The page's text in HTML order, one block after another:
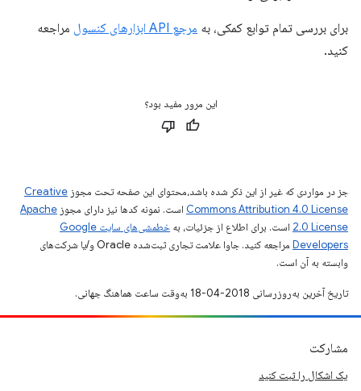
برای بررسی تمام توابع کمکی، به مرجع API ابزارهای کنسول
مراجعه
کنید.
این مرور مفید بود؟
جز در مواردی که غیر از این ذکر شده باشد،‌محتوای این صفحه تحت مجوز Creative
Commons Attribution 4.0 License است. نمونه کدها نیز دارای مجوز Apache
2.0 License است. برای اطلاع از جزئیات، به
خطمشی‌های سایت Google
Developers‏
مراجعه کنید. جاوا علامت تجاری ثبت‌شده Oracle و/یا شرکت‌های
وابسته به آن است.
تاریخ آخرین به‌روزرسانی 2018-04-18 به‌وقت ساعت هماهنگ جهانی.
مشارکت
یک اشکال را ثبت کنید